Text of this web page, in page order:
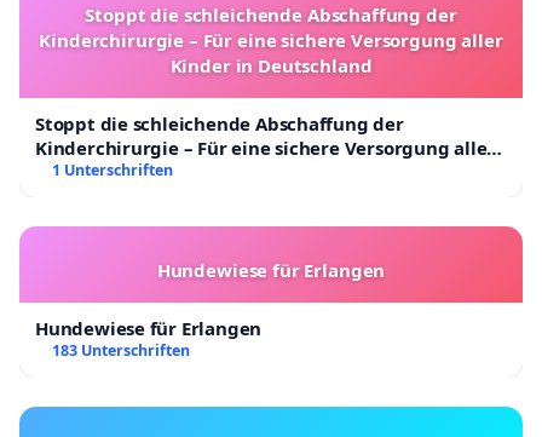
Stoppt die schleichende Abschaffung der
Kinderchirurgie – Für eine sichere Versorgung aller
Kinder in Deutschland
Stoppt die schleichende Abschaffung der
Kinderchirurgie – Für eine sichere Versorgung aller
Kinder in Deutschland
1 Unterschriften
Hundewiese für Erlangen
Hundewiese für Erlangen
183 Unterschriften